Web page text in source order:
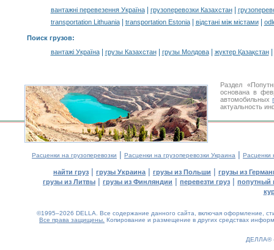
вантажні перевезення Україна| грузоперевозки Казахстан|
transportation Lithuania| transportation Estonia| відстані між містами|
Поиск грузов:
вантажі Україна| грузы Казахстан| грузы Молдова| жүктер Қазақстан|
Раздел
основана в
автомобильных
актуальность
Расценки на грузоперевозки | Расценки на грузоперевозки Украина | Расценки
найти груз | грузы Украина | грузы из Польши | грузы из
грузы из Литвы | грузы из Финляндии | перевезти груз | попутный
©1995–2026 DELLA. Все содержание данного сайта, включая оформление,
Все права защищены. Копирование и размещение в других средствах